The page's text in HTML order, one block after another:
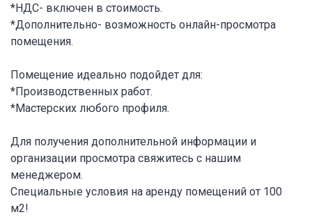
*НДС- включен в стоимость.
*Дополнительно- возможность онлайн-просмотра
помещения.
Помещение идеально подойдет для:
*Производственных работ.
*Мастерских любого профиля.
Для получения дополнительной информации и
организации просмотра свяжитесь с нашим
менеджером.
Специальные условия на аренду помещений от 100
м2!